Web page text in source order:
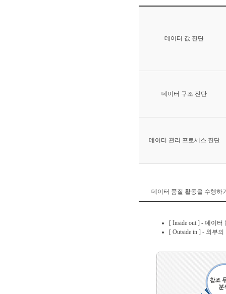
데이터 값 진단
데이터 구조 진단
데이터 관리 프로세스 진단
데이터 품질 활동을 수행하
[ Inside out ] - 데이
[ Outside in ] - 외부